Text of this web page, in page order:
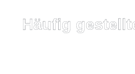
Häufig